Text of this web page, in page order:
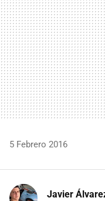
5 Febrero 2016
Javier